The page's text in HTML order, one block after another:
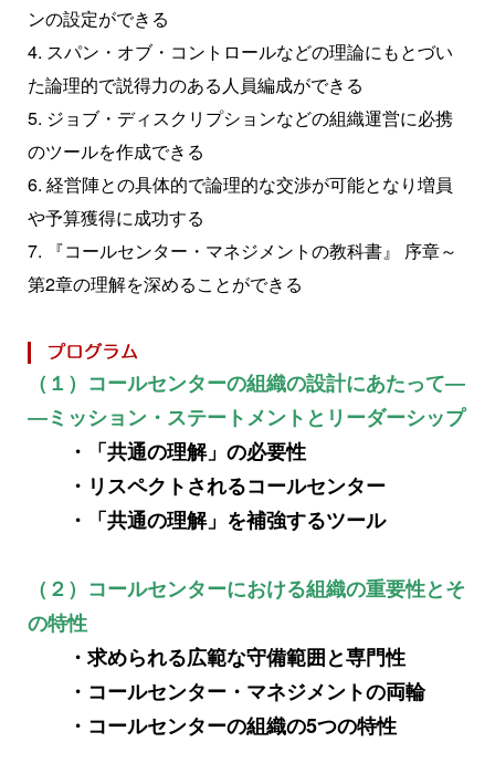
ンの設定ができる
4. スパン・オブ・コントロールなどの理論にもとづい
た論理的で説得力のある人員編成ができる
5. ジョブ・ディスクリプションなどの組織運営に必携
のツールを作成できる
6. 経営陣との具体的で論理的な交渉が可能となり増員
や予算獲得に成功する
7. 『コールセンター・マネジメントの教科書』 序章～
第2章の理解を深めることができる
（１）コールセンターの組織の設計にあたって―
―ミッション・ステートメントとリーダーシップ
・「共通の理解」の必要性
・リスペクトされるコールセンター
・「共通の理解」を補強するツール
（２）コールセンターにおける組織の重要性とそ
の特性
・求められる広範な守備範囲と専門性
・コールセンター・マネジメントの両輪
・コールセンターの組織の5つの特性